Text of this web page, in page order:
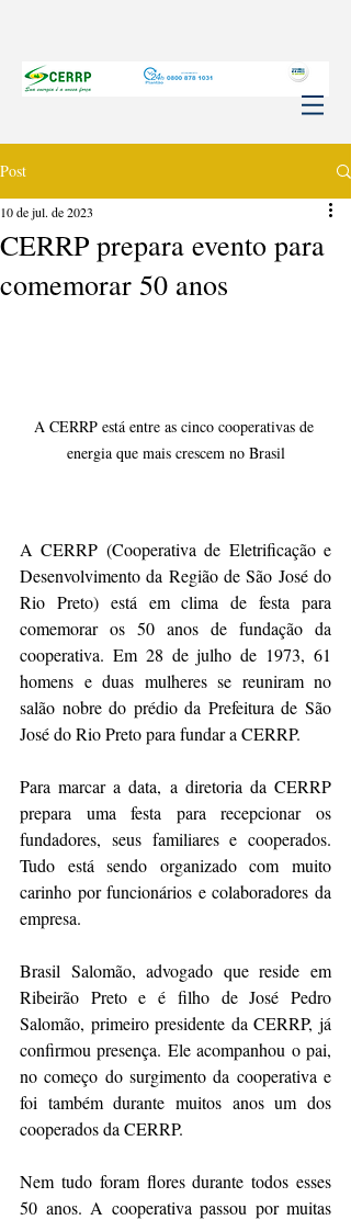
Post
CERRP prepara evento para
comemorar 50 anos
10 de jul. de 2023
A CERRP está entre as cinco cooperativas de
energia que mais crescem no Brasil
A CERRP (Cooperativa de Eletrificação e
Desenvolvimento da Região de São José do
Rio Preto) está em clima de festa para
comemorar os 50 anos de fundação da
cooperativa. Em 28 de julho de 1973, 61
homens e duas mulheres se reuniram no
salão nobre do prédio da Prefeitura de São
José do Rio Preto para fundar a CERRP.
Para marcar a data, a diretoria da CERRP
prepara uma festa para recepcionar os
fundadores, seus familiares e cooperados.
Tudo está sendo organizado com muito
carinho por funcionários e colaboradores da
empresa.
Brasil Salomão, advogado que reside em
Ribeirão Preto e é filho de José Pedro
Salomão, primeiro presidente da CERRP, já
confirmou presença. Ele acompanhou o pai,
no começo do surgimento da cooperativa e
foi também durante muitos anos um dos
cooperados da CERRP.
Nem tudo foram flores durante todos esses
50 anos. A cooperativa passou por muitas